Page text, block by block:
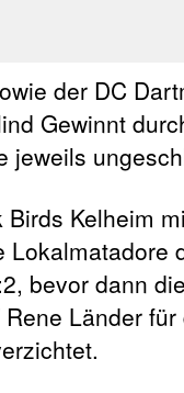
der DC
Gewinnt
jeweils
Kelheim
bevor dann
Rene Länder für